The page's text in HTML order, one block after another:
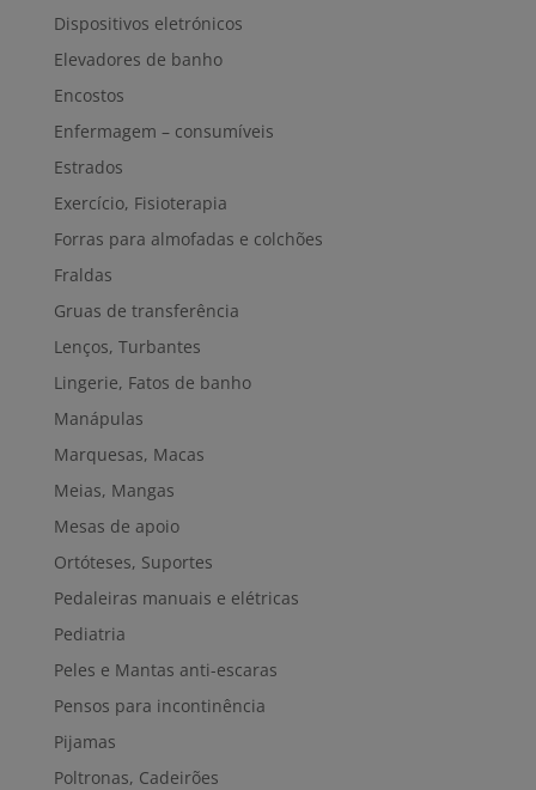
Dispositivos eletrónicos
Elevadores de banho
Encostos
Enfermagem – consumíveis
Estrados
Exercício, Fisioterapia
Forras para almofadas e colchões
Fraldas
Gruas de transferência
Lenços, Turbantes
Lingerie, Fatos de banho
Manápulas
Marquesas, Macas
Meias, Mangas
Mesas de apoio
Ortóteses, Suportes
Pedaleiras manuais e elétricas
Pediatria
Peles e Mantas anti-escaras
Pensos para incontinência
Pijamas
Poltronas, Cadeirões